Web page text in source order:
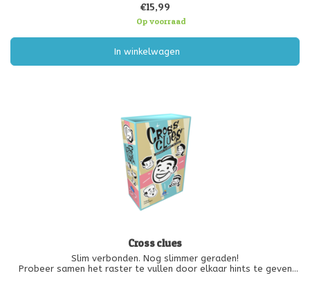
anderen h
€15,99
Op voorraad
In winkelwagen
Cross clues
Slim verbonden. Nog slimmer geraden!
Probeer samen het raster te vullen door elkaar hints te geven